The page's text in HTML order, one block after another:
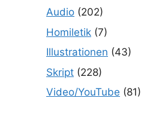
Audio (202)
Homiletik (7)
Illustrationen (43)
Skript (228)
Video/YouTube (81)